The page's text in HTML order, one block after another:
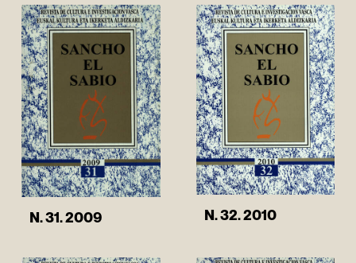
N. 31. 2009 N. 32. 2010